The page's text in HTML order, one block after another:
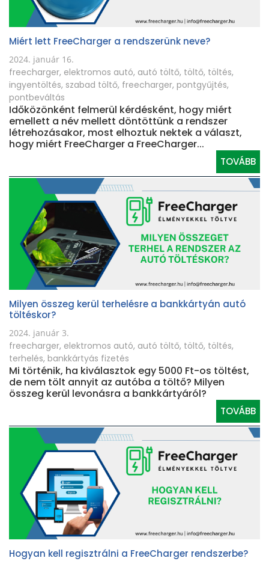
Miért lett FreeCharger a rendszerünk neve?
2024. január 16.
freecharger, elektromos autó, autó töltő, töltő, töltés,
ingyentöltés, szabad töltő, freecharger, pontgyűjtés,
pontbeváltás
Időközönként felmerül kérdésként, hogy miért
emellett a név mellett döntöttünk a rendszer
létrehozásakor, most elhoztuk nektek a választ,
hogy miért FreeCharger a FreeCharger...
TOVÁBB
Milyen összeg kerül terhelésre a bankkártyán autó
töltéskor?
2024. január 3.
freecharger, elektromos autó, autó töltő, töltő, töltés,
terhelés, bankkártyás fizetés
Mi történik, ha kiválasztok egy 5000 Ft-os töltést,
de nem tölt annyit az autóba a töltő? Milyen
összeg kerül levonásra a bankkártyáról?
TOVÁBB
Hogyan kell regisztrálni a FreeCharger rendszerbe?